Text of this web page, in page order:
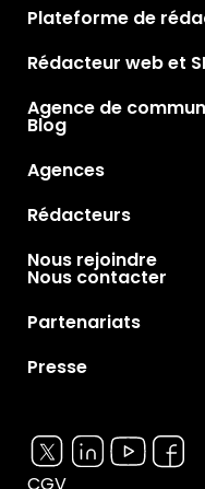
Plateforme de
Rédacteur web et
Agence de
Blog
Agences
Rédacteurs
Nous rejoindre
Nous contacter
Partenariats
Presse